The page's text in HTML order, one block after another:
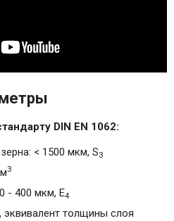
DIN EN 1062:
< 1500 мкм, S3
3
- 400 мкм, E4
толщины слоя